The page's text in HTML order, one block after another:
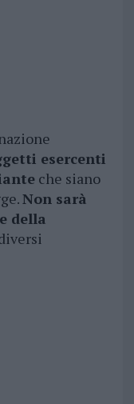
esercenti
che siano
Non sarà
della